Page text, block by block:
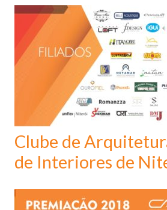
Clube de
de Interiores de